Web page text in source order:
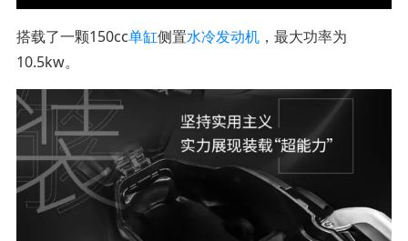
搭载了一颗150cc单缸侧置水冷发动机，最大功率为
10.5kw。